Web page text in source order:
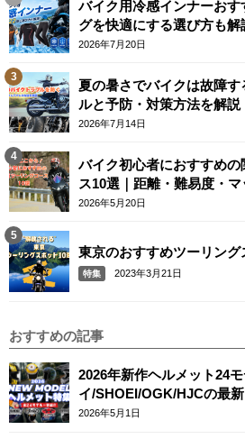
バイク用冷感インナーお
グを快適にする選び方も解
2026年7月20日
夏の暑さでバイクは故障
ルと予防・対策方法を解説
2026年7月14日
バイク初心者におすすめ
ス10選｜距離・難易度・マ
2026年5月20日
東京のおすすめツーリング
特集 2023年3月21日
おすすめの記事
2026年新作ヘルメット24
イ/SHOEI/OGK/HJCの最
ルまとめ
2026年5月1日